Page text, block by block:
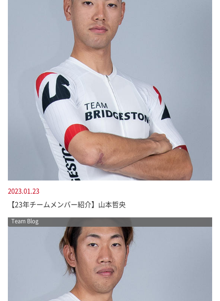
2023.01.23
【23年チームメンバー紹介】山本哲央
Team Blog